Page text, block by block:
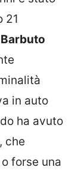
21
in auto
ha avuto
che
forse una